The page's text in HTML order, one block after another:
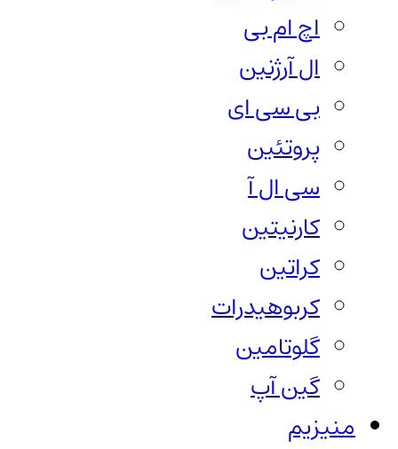
اچ ام بی
ال آرژنین
بی سی ای
پروتئین
سی ال آ
کارنیتین
کراتین
کربوهیدرات
گلوتامین
گین آپ
منیزیم